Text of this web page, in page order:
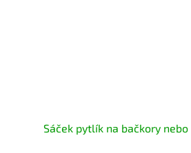
Sáček pytlík na bačkory